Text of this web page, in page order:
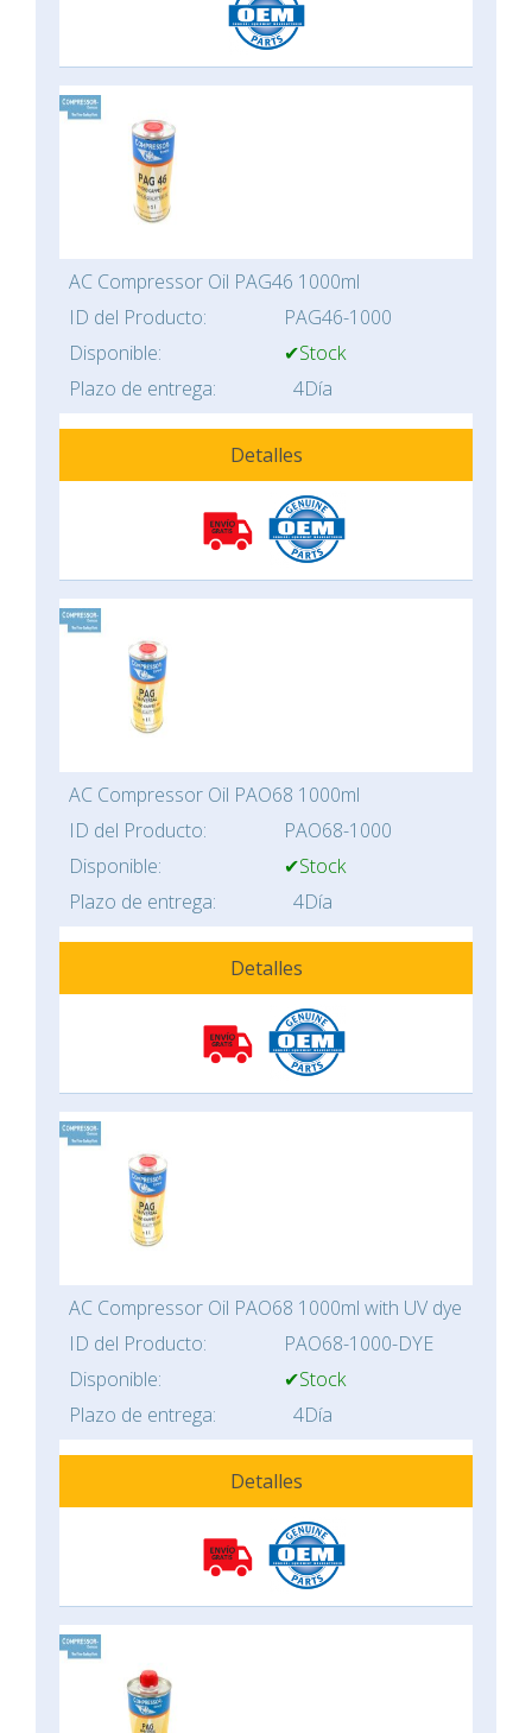
AC Compressor Oil PAG46 1000ml
ID del Producto:
PAG46-1000
Disponible:
✔Stock
Plazo de entrega:
4Día
Detalles
AC Compressor Oil PAO68 1000ml
ID del Producto:
PAO68-1000
Disponible:
✔Stock
Plazo de entrega:
4Día
Detalles
AC Compressor Oil PAO68 1000ml with UV dye
ID del Producto:
PAO68-1000-DYE
Disponible:
✔Stock
Plazo de entrega:
4Día
Detalles